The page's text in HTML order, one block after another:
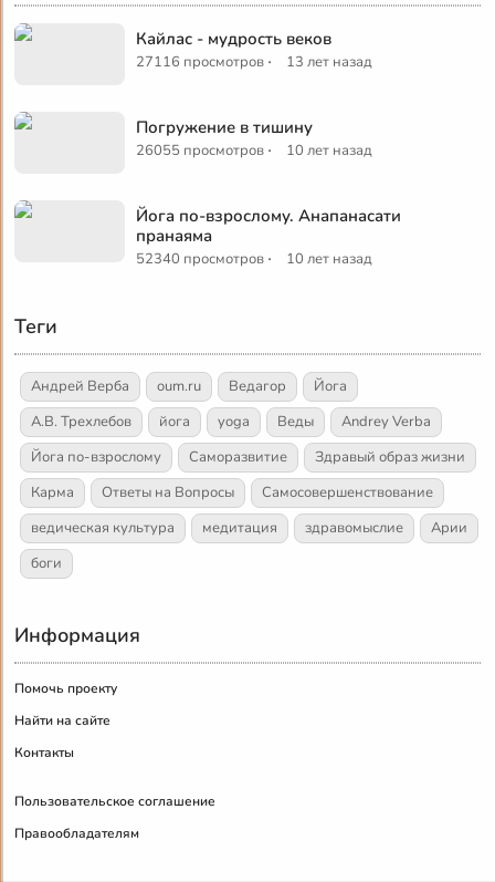
Кайлас - мудрость веков
27116 просмотров · 13 лет назад
Погружение в тишину
26055 просмотров · 10 лет назад
Йога по-взрослому. Анапанасати
пранаяма
52340 просмотров · 10 лет назад
Теги
Андрей Верба oum.ru Ведагор
Йога
А.В. Трехлебов
йога yoga Веды
Andrey Verba
Йога по-взрослому
Саморазвитие
Здравый образ жизни
Карма
Ответы на Вопросы
Самосовершенствование
ведическая культура
медитация здравомыслие
Арии
боги
Информация
Помочь проекту
Найти на сайте
Контакты
Пользовательское соглашение
Правообладателям